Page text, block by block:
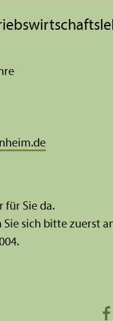
für Sie da.
Sie sich bitte zuerst